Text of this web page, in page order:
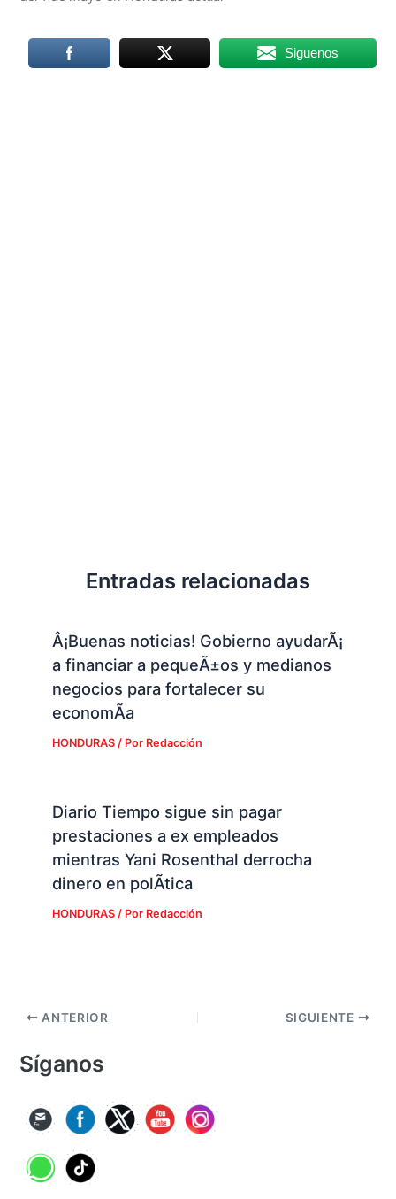
Siguenos
Entradas relacionadas
Â¡Buenas noticias! Gobierno ayudarÃ¡
a financiar a pequeÃ±os y medianos
negocios para fortalecer su
economÃ­a
HONDURAS/ Por Redacción
Diario Tiempo sigue sin pagar
prestaciones a ex empleados
mientras Yani Rosenthal derrocha
dinero en polÃ­tica
HONDURAS/ Por Redacción
ANTERIOR SIGUIENTE
Síganos